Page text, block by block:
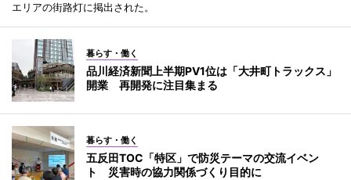
エリアの街路灯に掲出された。
暮らす・働く
品川経済新聞上半期PV1位は「大井町トラックス」
開業 再開発に注目集まる
暮らす・働く
五反田TOC「特区」で防災テーマの交流イベン
ト 災害時の協力関係づくり目的に